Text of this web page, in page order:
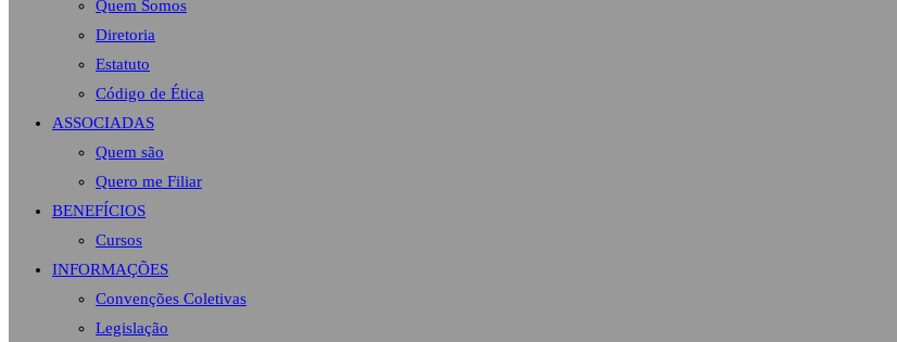
Quem Somos
Diretoria
Estatuto
Código de Ética
ASSOCIADAS
Quem são
Quero me Filiar
BENEFÍCIOS
Cursos
INFORMAÇÕES
Convenções Coletivas
Legislação